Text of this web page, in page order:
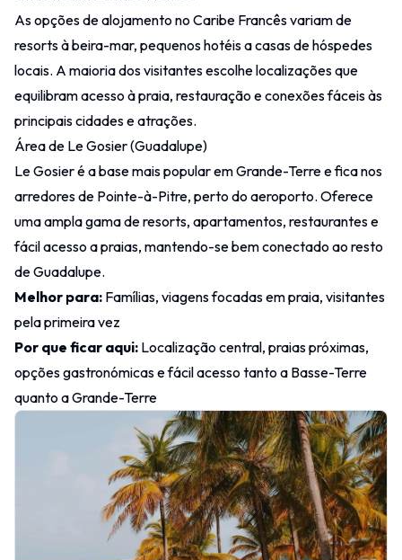
As opções de alojamento no Caribe Francês variam de
resorts à beira-mar, pequenos hotéis a casas de hóspedes
locais. A maioria dos visitantes escolhe localizações que
equilibram acesso à praia, restauração e conexões fáceis às
principais cidades e atrações.
Área de Le Gosier (Guadalupe)
Le Gosier é a base mais popular em Grande-Terre e fica nos
arredores de Pointe-à-Pitre, perto do aeroporto. Oferece
uma ampla gama de resorts, apartamentos, restaurantes e
fácil acesso a praias, mantendo-se bem conectado ao resto
de Guadalupe.
Melhor para: Famílias, viagens focadas em praia, visitantes
pela primeira vez
Por que ficar aqui: Localização central, praias próximas,
opções gastronómicas e fácil acesso tanto a Basse-Terre
quanto a Grande-Terre